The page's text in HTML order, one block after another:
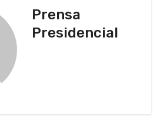
Prensa
Presidencial